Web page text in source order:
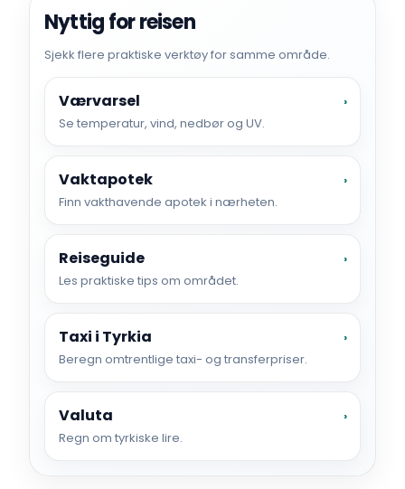
Nyttig for reisen
Sjekk flere praktiske verktøy for samme område.
Værvarsel
Se temperatur, vind, nedbør og UV.
›
Vaktapotek
Finn vakthavende apotek i nærheten.
›
Reiseguide
Les praktiske tips om området.
›
Taxi i Tyrkia
Beregn omtrentlige taxi- og transferpriser.
›
Valuta
Regn om tyrkiske lire.
›